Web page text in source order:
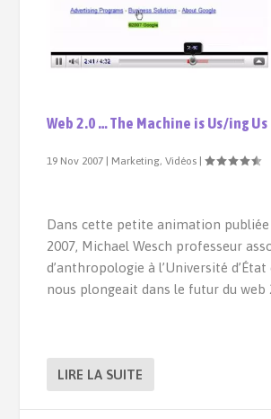
Web 2.0 … The Machine is Us/ing Us
19 Nov 2007 | Marketing,Vidéos |
Dans cette petite animation publiée
2007, Michael Wesch professeur
d’anthropologie à l’Université d’État
nous plongeait dans le futur du web
LIRE LA SUITE